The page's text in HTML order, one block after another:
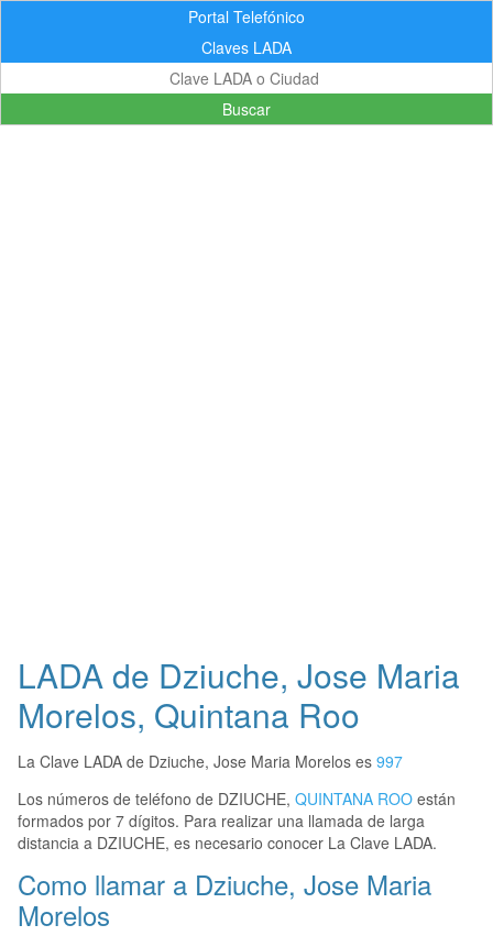
Portal Telefónico
Claves LADA
Buscar
LADA de Dziuche, Jose Maria
Morelos, Quintana Roo
La Clave LADA de Dziuche, Jose Maria Morelos es 997
Los números de teléfono de DZIUCHE, QUINTANA ROO están
formados por 7 dígitos. Para realizar una llamada de larga
distancia a DZIUCHE, es necesario conocer La Clave LADA.
Como llamar a Dziuche, Jose Maria
Morelos